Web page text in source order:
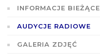
INFORMACJE BIEŻĄCE
AUDYCJE RADIOWE
GALERIA ZDJĘĆ